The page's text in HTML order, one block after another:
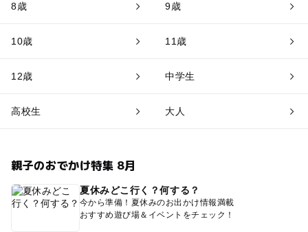
8歳 9歳
10歳 11歳
12歳 中学生
高校生 大人
親子のおでかけ特集 8月
夏休みどこ行く？何する？
今から準備！夏休みのお出かけ情報満載
おすすめ遊び場＆イベントをチェック！